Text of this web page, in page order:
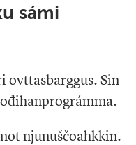
sámi
ovttasbarggus. Sin
njunuščoahkkin.